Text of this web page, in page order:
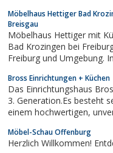
Meter Länge und 8 Meter
außergewöhnliche...
Möbelhaus Hettiger Bad
Breisgau
Möbelhaus Hettiger mit
Bad Krozingen bei
Freiburg und Umgebung. Innenausbau,
Bross Einrichtungen + Küchen
Das Einrichtungshaus
3. Generation.Es besteht
einem hochwertigen, unvergleichbaren Einrichtungshaus im
umfangreichen
haben wir die passende
Möbel-Schau Offenburg
Herzlich Willkommen!